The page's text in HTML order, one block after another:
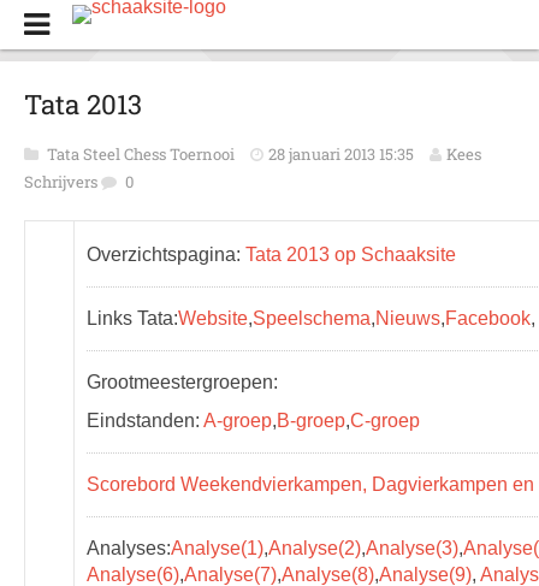
Tata 2013
Tata Steel Chess Toernooi 28 januari 2013 15:35
Kees
Schrijvers
0
Overzichtspagina: Tata 2013 op Schaaksite
Links Tata:Website,Speelschema,Nieuws,Facebook,
Grootmeestergroepen:
Eindstanden: A-groep,B-groep,C-groep
Scorebord Weekendvierkampen, Dagvierkampen
Analyses:Analyse(1),Analyse(2),Analyse(3),
Analyse(6),Analyse(7),Analyse(8),Analyse(9),